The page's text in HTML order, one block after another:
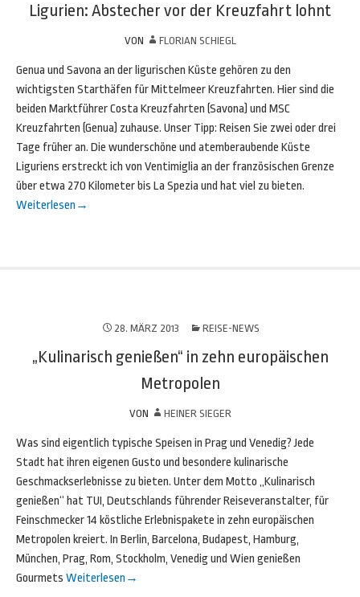
Ligurien: Abstecher vor der Kreuzfahrt lohnt
VON FLORIAN SCHIEGL
Genua und Savona an der ligurischen Küste gehören zu den
wichtigsten Starthäfen für Mittelmeer Kreuzfahrten. Hier sind die
beiden Marktführer Costa Kreuzfahrten (Savona) und MSC
Kreuzfahrten (Genua) zuhause. Unser Tipp: Reisen Sie zwei oder drei
Tage früher an. Die wunderschöne und atemberaubende Küste
Liguriens erstreckt ich von Ventimiglia an der französischen Grenze
über etwa 270 Kilometer bis La Spezia und hat viel zu bieten.
Weiterlesen →
28. MÄRZ 2013 REISE-NEWS
„Kulinarisch genießen“ in zehn europäischen
Metropolen
VON HEINER SIEGER
Was sind eigentlich typische Speisen in Prag und Venedig? Jede
Stadt hat ihren eigenen Gusto und besondere kulinarische
Geschmackserlebnisse zu bieten. Unter dem Motto „Kulinarisch
genießen“ hat TUI, Deutschlands führender Reiseveranstalter, für
Feinschmecker 14 köstliche Erlebnispakete in zehn europäischen
Metropolen kreiert. In Berlin, Barcelona, Budapest, Hamburg,
München, Prag, Rom, Stockholm, Venedig und Wien genießen
Gourmets Weiterlesen →